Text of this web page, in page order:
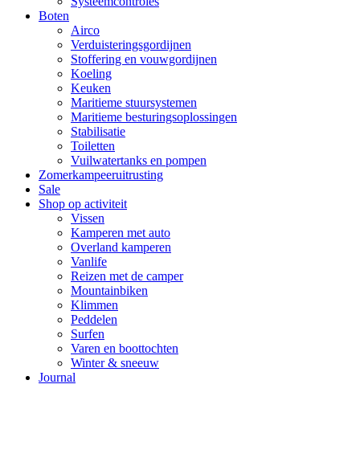
Boten
Airco
Verduisteringsgordijnen
Stoffering en vouwgordijnen
Koeling
Keuken
Maritieme stuursystemen
Maritieme besturingsoplossingen
Stabilisatie
Toiletten
Vuilwatertanks en pompen
Zomerkampeeruitrusting
Sale
Shop op activiteit
Vissen
Kamperen met auto
Overland kamperen
Vanlife
Reizen met de camper
Mountainbiken
Klimmen
Peddelen
Surfen
Varen en boottochten
Winter & sneeuw
Journal